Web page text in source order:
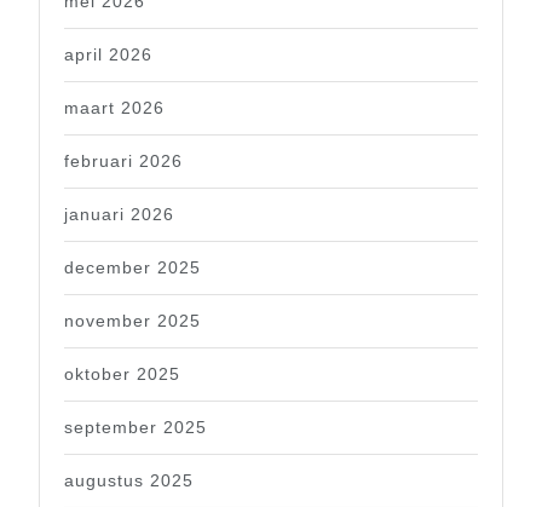
april 2026
maart 2026
februari 2026
januari 2026
december 2025
november 2025
oktober 2025
september 2025
augustus 2025